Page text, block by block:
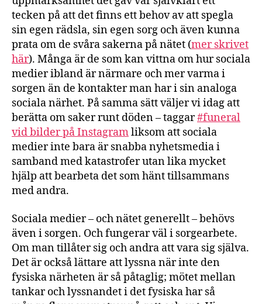
tecken på att det finns ett behov av att spegla
sin egen rädsla, sin egen sorg och även kunna
prata om de svåra sakerna på nätet (mer skrivet
här). Många är de som kan vittna om hur sociala
medier ibland är närmare och mer varma i
sorgen än de kontakter man har i sin analoga
sociala närhet. På samma sätt väljer vi idag att
berätta om saker runt döden – taggar#funeral
vid bilder på Instagramliksom att sociala
medier inte bara är snabba nyhetsmedia i
samband med katastrofer utan lika mycket
hjälp att bearbeta det som hänt tillsammans
med andra.
Sociala medier – och nätet generellt – behövs
även i sorgen. Och fungerar väl i sorgearbete.
Om man tillåter sig och andra att vara sig själva.
Det är också lättare att lyssna när inte den
fysiska närheten är så påtaglig; mötet mellan
tankar och lyssnandet i det fysiska har så